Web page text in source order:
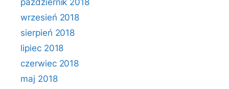
październik 2018
wrzesień 2018
sierpień 2018
lipiec 2018
czerwiec 2018
maj 2018